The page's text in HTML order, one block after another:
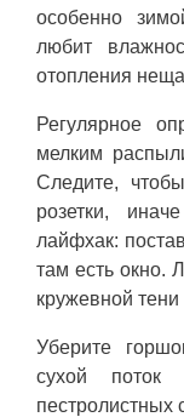
особенно
любит
отопления
Регулярное
мелким
Следите,
розетки,
лайфхак:
там есть окно.
кружевной
Уберите
сухой поток
пестролистных